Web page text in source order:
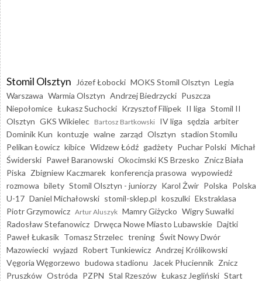
Stomil Olsztyn Józef Łobocki MOKS Stomil Olsztyn Legia
Warszawa Warmia Olsztyn Andrzej Biedrzycki Puszcza
Niepołomice Łukasz Suchocki Krzysztof Filipek II liga Stomil II
Olsztyn GKS Wikielec Bartosz Bartkowski IV liga sędzia arbiter
Dominik Kun kontuzje walne zarząd Olsztyn stadion Stomilu
Pelikan Łowicz kibice Widzew Łódź gadżety Puchar Polski Michał
Świderski Paweł Baranowski Okocimski KS Brzesko Znicz Biała
Piska Zbigniew Kaczmarek konferencja prasowa wypowiedź
rozmowa bilety Stomil Olsztyn - juniorzy Karol Żwir Polska Polska
U-17 Daniel Michałowski stomil-sklep.pl koszulki Ekstraklasa
Piotr Grzymowicz Artur Aluszyk Mamry Giżycko Wigry Suwałki
Radosław Stefanowicz Drwęca Nowe Miasto Lubawskie Dajtki
Paweł Łukasik Tomasz Strzelec trening Świt Nowy Dwór
Mazowiecki wyjazd Robert Tunkiewicz Andrzej Królikowski
Vęgoria Węgorzewo budowa stadionu Jacek Płuciennik Znicz
Pruszków Ostróda PZPN Stal Rzeszów Łukasz Jegliński Start